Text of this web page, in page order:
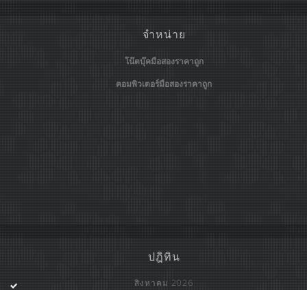
จำหน่าย
โน๊ตบุ๊คมือสองราคาถูก
คอมพิวเตอร์มือสองราคาถูก
ปฎิทิน
สิงหาคม 2026